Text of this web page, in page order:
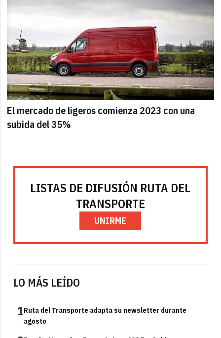
El mercado de ligeros comienza 2023 con una
subida del 35%
LISTAS DE DIFUSIÓN RUTA DEL
TRANSPORTE
UNIRME
LO MÁS LEÍDO
1Ruta del Transporte adapta su newsletter durante
agosto